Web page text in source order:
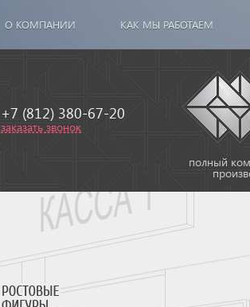
О КОМПАНИИ КАК МЫ РАБОТАЕМ
+7 (812) 380-67-20
заказать звонок
полный